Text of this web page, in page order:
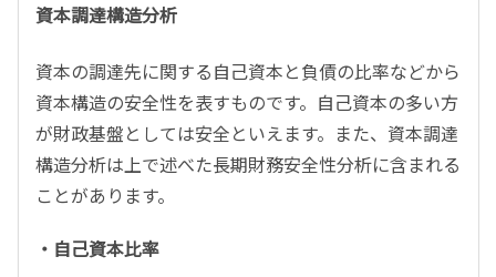
資本調達構造分析
資本の調達先に関する自己資本と負債の比率などから
資本構造の安全性を表すものです。自己資本の多い方
が財政基盤としては安全といえます。また、資本調達
構造分析は上で述べた長期財務安全性分析に含まれる
ことがあります。
・自己資本比率